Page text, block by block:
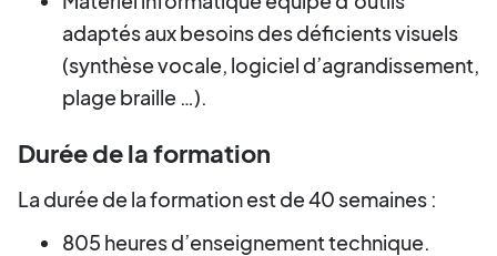
adaptés aux besoins des déficients visuels
(synthèse vocale, logiciel d’agrandissement,
plage braille …).
Durée de la formation
La durée de la formation est de 40 semaines :
805 heures d’enseignement technique.